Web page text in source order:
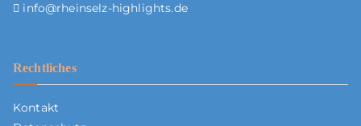
info@rheinselz-highlights.de
Rechtliches
Kontakt